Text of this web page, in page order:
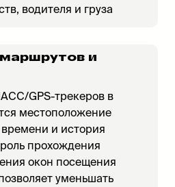
водителя и груза
и
GPS-трекеров в
местоположение
и история
прохождения
окон посещения
уменьшать